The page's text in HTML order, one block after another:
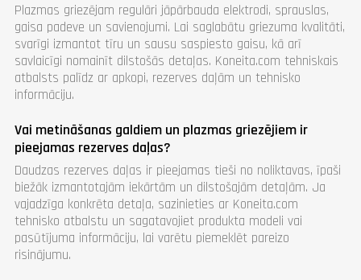
Plazmas griezējam regulāri jāpārbauda elektrodi, sprauslas,
gaisa padeve un savienojumi. Lai saglabātu griezuma kvalitāti,
svarīgi izmantot tīru un sausu saspiesto gaisu, kā arī
savlaicīgi nomainīt dilstošās detaļas. Koneita.com tehniskais
atbalsts palīdz ar apkopi, rezerves daļām un tehnisko
informāciju.
Vai metināšanas galdiem un plazmas griezējiem ir
pieejamas rezerves daļas?
Daudzas rezerves daļas ir pieejamas tieši no noliktavas, īpaši
biežāk izmantotajām iekārtām un dilstošajām detaļām. Ja
vajadzīga konkrēta detaļa, sazinieties ar Koneita.com
tehnisko atbalstu un sagatavojiet produkta modeli vai
pasūtījuma informāciju, lai varētu piemeklēt pareizo
risinājumu.